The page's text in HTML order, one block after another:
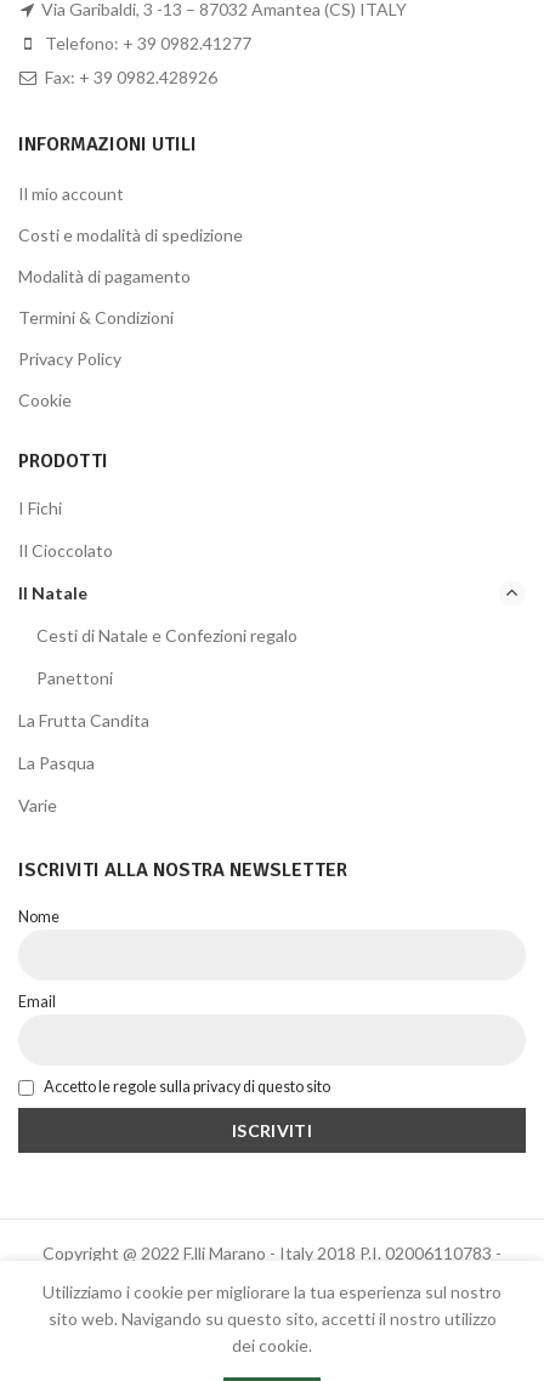
Via Garibaldi, 3 -13 – 87032 Amantea (CS) ITALY
Telefono: + 39 0982.41277
Fax: + 39 0982.428926
INFORMAZIONI UTILI
Il mio account
Costi e modalità di spedizione
Modalità di pagamento
Termini & Condizioni
Privacy Policy
Cookie
PRODOTTI
I Fichi
Il Cioccolato
Il Natale
Cesti di Natale e Confezioni regalo
Panettoni
La Frutta Candita
La Pasqua
Varie
ISCRIVITI ALLA NOSTRA NEWSLETTER
Nome
Email
Accetto le regole sulla privacy di questo sito
Copyright @ 2022 F.lli Marano - Italy 2018 P.I. 02006110783 -
Italiano
Utilizziamo i cookie per migliorare la tua esperienza sul nostro
sito web. Navigando su questo sito, accetti il ​​nostro utilizzo
dei cookie.